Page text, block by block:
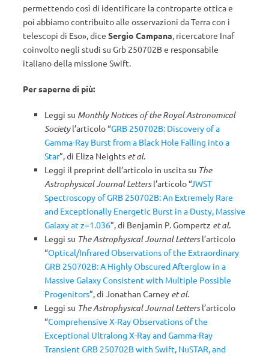
permettendo così di identificare la controparte ottica e
poi abbiamo contribuito alle osservazioni da Terra con i
telescopi di Eso», dice Sergio Campana, ricercatore Inaf
coinvolto negli studi su Grb 250702B e responsabile
italiano della missione Swift.
Per saperne di più:
Leggi su Monthly Notices of the Royal Astronomical
Societyl’articolo “GRB 250702B: Discovery of a
Gamma-Ray Burst from a Black Hole Falling into a
Star”, di Eliza Neights et al.
Leggi il preprint dell’articolo in uscita su The
Astrophysical Journal Lettersl’articolo “JWST
Spectroscopy of GRB 250702B: An Extremely Rare
and Exceptionally Energetic Burst in a Dusty, Massive
Galaxy at z=1.036”, di Benjamin P. Gompertz et al.
Leggi su The Astrophysical Journal Lettersl’articolo
“Optical/Infrared Observations of the Extraordinary
GRB 250702B: A Highly Obscured Afterglow in a
Massive Galaxy Consistent with Multiple Possible
Progenitors”, di Jonathan Carney et al.
Leggi su The Astrophysical Journal Lettersl’articolo
“Comprehensive X-Ray Observations of the
Exceptional Ultralong X-Ray and Gamma-Ray
Transient GRB 250702B with Swift, NuSTAR, and